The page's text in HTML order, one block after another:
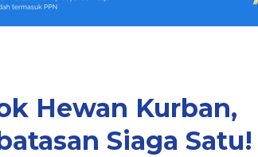
Hewan Kurban,
Siaga Satu!